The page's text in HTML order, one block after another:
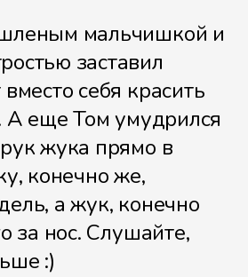
мальчишкой и
заставил
себя красить
А еще Том умудрился
жука прямо в
конечно же,
а жук, конечно
за нос. Слушайте,
:)